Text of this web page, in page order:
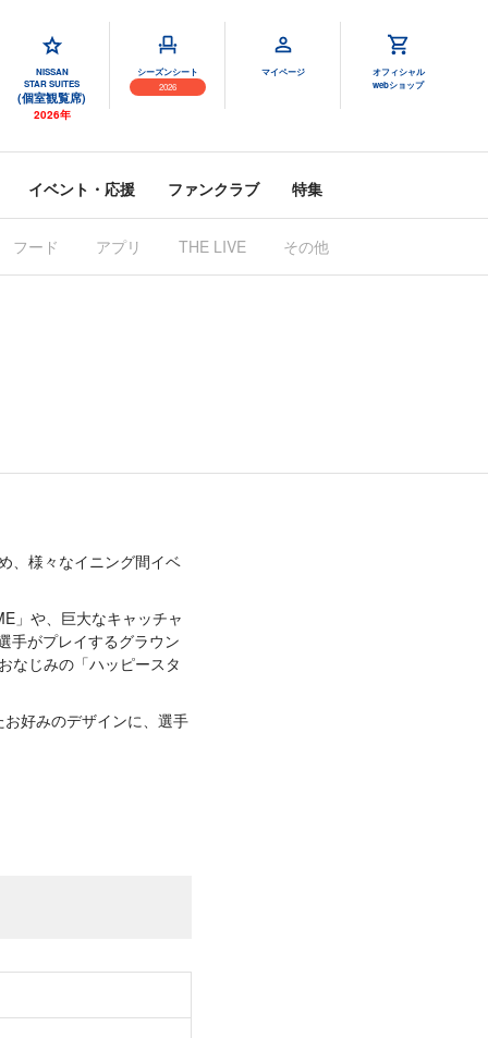
NISSAN
STAR SUITES
(個室観覧席)
2026年
シーズンシート
2026
マイページ
オフィシャル
webショップ
イベント・応援 ファンクラブ 特集
フード アプリ THE LIVE その他
、様々なイニング間イベ
」や、巨大なキャッチャ
手がプレイするグラウン
なじみの「ハッピースタ
好みのデザインに、選手